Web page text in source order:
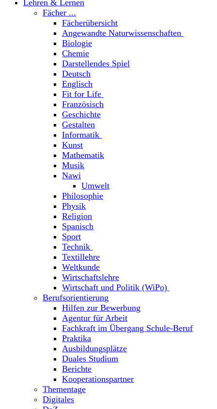
Lehren & Lernen
Fächer ...
Fächerübersicht
Angewandte Naturwissenschaften
Biologie
Chemie
Darstellendes Spiel
Deutsch
Englisch
Fit for Life
Französisch
Geschichte
Gestalten
Informatik
Kunst
Mathematik
Musik
Nawi
Umwelt
Philosophie
Physik
Religion
Spanisch
Sport
Technik
Textillehre
Weltkunde
Wirtschaftslehre
Wirtschaft und Politik (WiPo)
Berufsorientierung
Hilfen zur Bewerbung
Agentur für Arbeit
Fachkraft im Übergang Schule-Beruf
Praktika
Ausbildungsplätze
Duales Studium
Berichte
Kooperationspartner
Thementage
Digitales